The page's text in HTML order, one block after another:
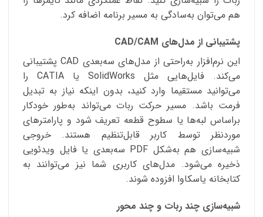
هم می‌توان به‌سادگی به مسیر برنامه اضافه کرد.
پشتیبانی از مدل‌های CAD/CAM
این نرم‌افزار به‌راحتی از مدل‌های سه‌بعدی CAD پشتیبانی
می‌کند. فایل‌هایی مثل SolidWorks یا CATIA را
می‌توانید مستقیما وارد کنید، بدون اینکه نیاز به تبدیل
فرمت باشد. مسیر حرکت ربات می‌تواند به‌طور خودکار
براساس لبه‌ها یا سطوح قطعه تعریف شود و پارامترهای
موردنظر توسط کاربر قابل‌تنظیم هستند. خروجی
شبیه‌سازی هم به‌شکل PDF سه‌بعدی یا فایل ویدئویی
ذخیره می‌شود. مدل‌های کاربری شما نیز می‌توانند به
کتابخانه یاسکاوا افزوده شوند.
شبیه‌سازی چند ربات و چند محور